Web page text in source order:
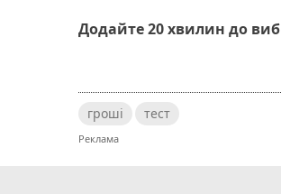
Додайте 20 хвилин до
гроші тест